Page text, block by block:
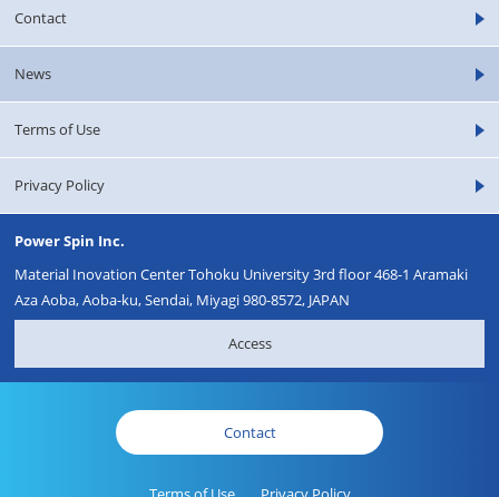
Contact
News
Terms of Use
Privacy Policy
Power Spin Inc.
Material Inovation Center Tohoku University 3rd floor 468-1 Aramaki
Aza Aoba, Aoba-ku, Sendai, Miyagi 980-8572, JAPAN
Access
Contact